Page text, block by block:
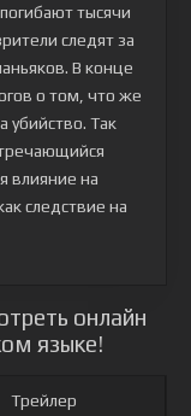
тысячи
следят за
В конце
о том, что же
убийство. Так
влияние на
следствие на
онлайн
языке!
Трейлер